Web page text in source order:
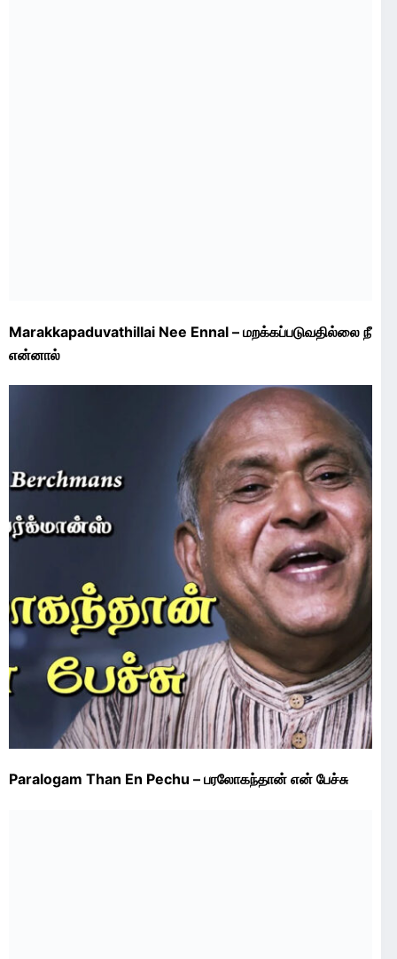
Marakkapaduvathillai Nee Ennal – மறக்கப்படுவதில்லை நீ
என்னால்
Paralogam Than En Pechu – பரலோகந்தான் என் பேச்சு